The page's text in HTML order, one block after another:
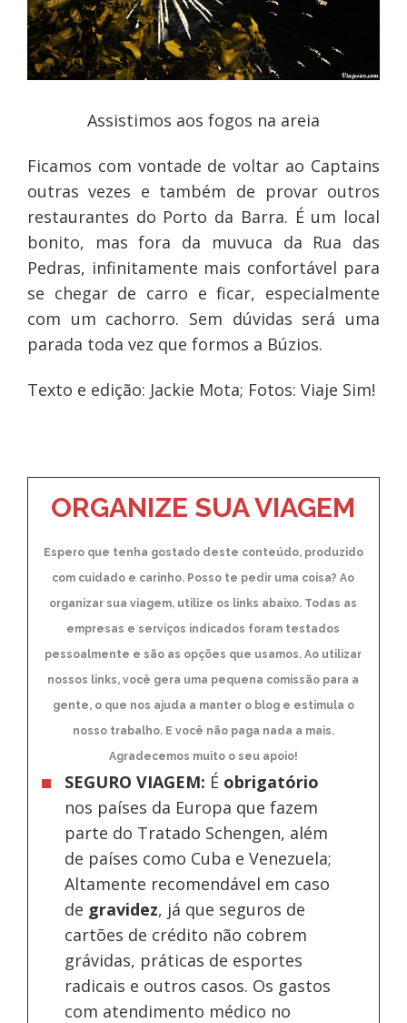
Assistimos aos fogos na areia
Ficamos com vontade de voltar ao Captains
outras vezes e também de provar outros
restaurantes do Porto da Barra. É um local
bonito, mas fora da muvuca da Rua das
Pedras, infinitamente mais confortável para
se chegar de carro e ficar, especialmente
com um cachorro. Sem dúvidas será uma
parada toda vez que formos a Búzios.
Texto e edição: Jackie Mota; Fotos: Viaje Sim!
ORGANIZE SUA VIAGEM
Espero que tenha gostado deste conteúdo, produzido
com cuidado e carinho. Posso te pedir uma coisa? Ao
organizar sua viagem, utilize os links abaixo. Todas as
empresas e serviços indicados foram testados
pessoalmente e são as opções que usamos. Ao utilizar
nossos links, você gera uma pequena comissão para a
gente, o que nos ajuda a manter o blog e estimula o
nosso trabalho. E você não paga nada a mais.
Agradecemos muito o seu apoio!
SEGURO VIAGEM: É obrigatório
nos países da Europa que fazem
parte do Tratado Schengen, além
de países como Cuba e Venezuela;
Altamente recomendável em caso
de gravidez, já que seguros de
cartões de crédito não cobrem
grávidas, práticas de esportes
radicais e outros casos. Os gastos
com atendimento médico no